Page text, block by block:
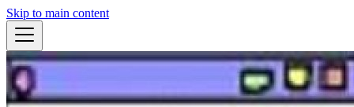
Skip to main content